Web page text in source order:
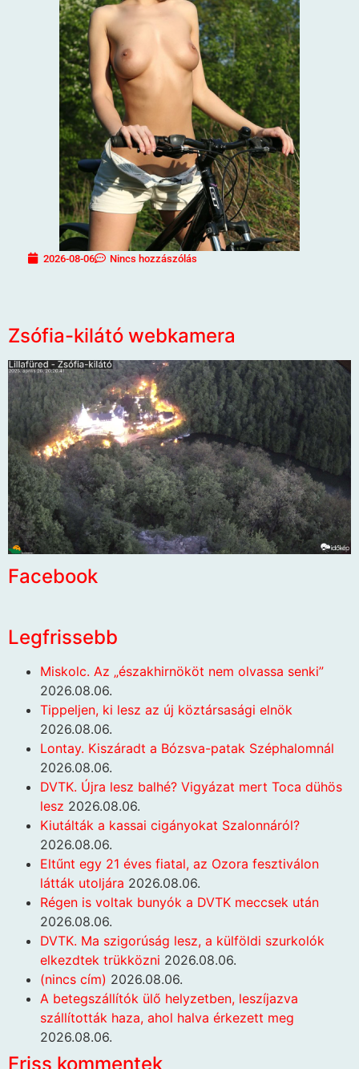
2026-08-06 Nincs hozzászólás
Zsófia-kilátó webkamera
Facebook
Legfrissebb
Miskolc. Az „északhirnököt nem olvassa senki”
2026.08.06.
Tippeljen, ki lesz az új köztársasági elnök
2026.08.06.
Lontay. Kiszáradt a Bózsva-patak Széphalomnál
2026.08.06.
DVTK. Újra lesz balhé? Vigyázat mert Toca dühös
lesz 2026.08.06.
Kiutálták a kassai cigányokat Szalonnáról?
2026.08.06.
Eltűnt egy 21 éves fiatal, az Ozora fesztiválon
látták utoljára 2026.08.06.
Régen is voltak bunyók a DVTK meccsek után
2026.08.06.
DVTK. Ma szigorúság lesz, a külföldi szurkolók
elkezdtek trükközni 2026.08.06.
(nincs cím) 2026.08.06.
A betegszállítók ülő helyzetben, leszíjazva
szállították haza, ahol halva érkezett meg
2026.08.06.
Friss kommentek